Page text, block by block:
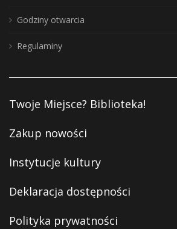
Godziny otwarcia
Regulaminy
Twoje Miejsce? Biblioteka!
Zakup nowości
Instytucje kultury
Deklaracja dostępności
Polityka prywatności